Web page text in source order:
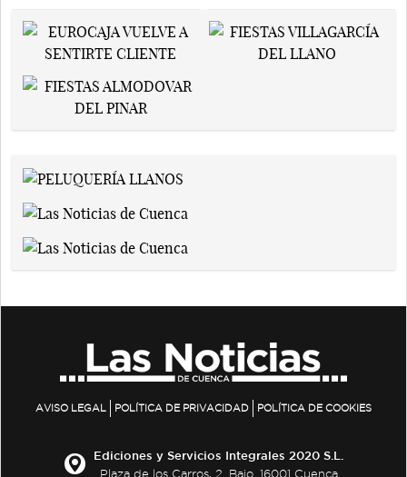
AVISO LEGAL POLÍTICA DE PRIVACIDAD POLÍTICA DE COOKIES
Ediciones y Servicios Integrales 2020 S.L.
Plaza de los Carros, 2. Bajo. 16001 Cuenca